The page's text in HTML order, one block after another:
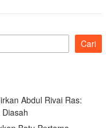
Cari
Abdul Rivai Ras: